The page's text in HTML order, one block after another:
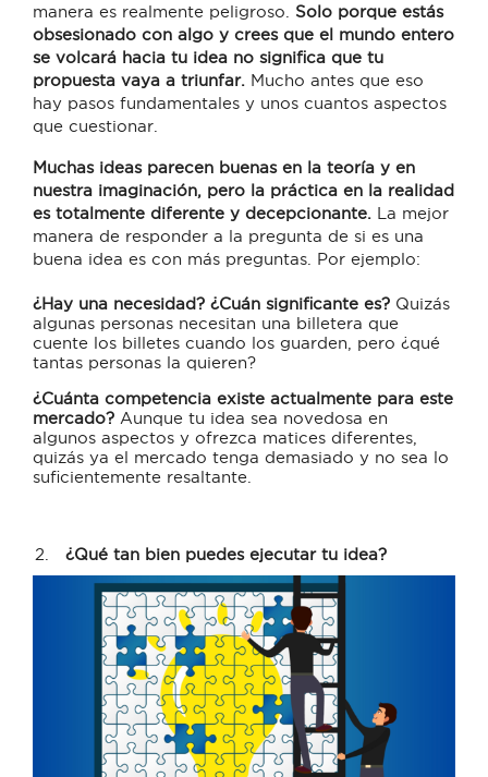
manera es realmente peligroso. Solo porque estás
obsesionado con algo y crees que el mundo entero
se volcará hacia tu idea no significa que tu
propuesta vaya a triunfar. Mucho antes que eso
hay pasos fundamentales y unos cuantos aspectos
que cuestionar.
Muchas ideas parecen buenas en la teoría y en
nuestra imaginación, pero la práctica en la realidad
es totalmente diferente y decepcionante. La mejor
manera de responder a la pregunta de si es una
buena idea es con más preguntas. Por ejemplo:
¿Hay una necesidad? ¿Cuán significante es? Quizás
algunas personas necesitan una billetera que
cuente los billetes cuando los guarden, pero ¿qué
tantas personas la quieren?
¿Cuánta competencia existe actualmente para este
mercado? Aunque tu idea sea novedosa en
algunos aspectos y ofrezca matices diferentes,
quizás ya el mercado tenga demasiado y no sea lo
suficientemente resaltante.
¿Qué tan bien puedes ejecutar tu idea?